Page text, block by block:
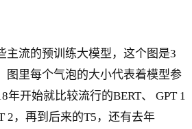
主流的预训练大模型，这个图是3
图里每个气泡的大小代表着模型参
年开始就比较流行的BERT、 GPT 1
2，再到后来的T5，还有去年